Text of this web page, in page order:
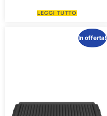
LEGGI TUTTO
In offerta!